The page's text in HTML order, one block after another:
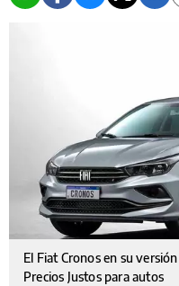
El Fiat Cronos en su
Precios Justos para autos